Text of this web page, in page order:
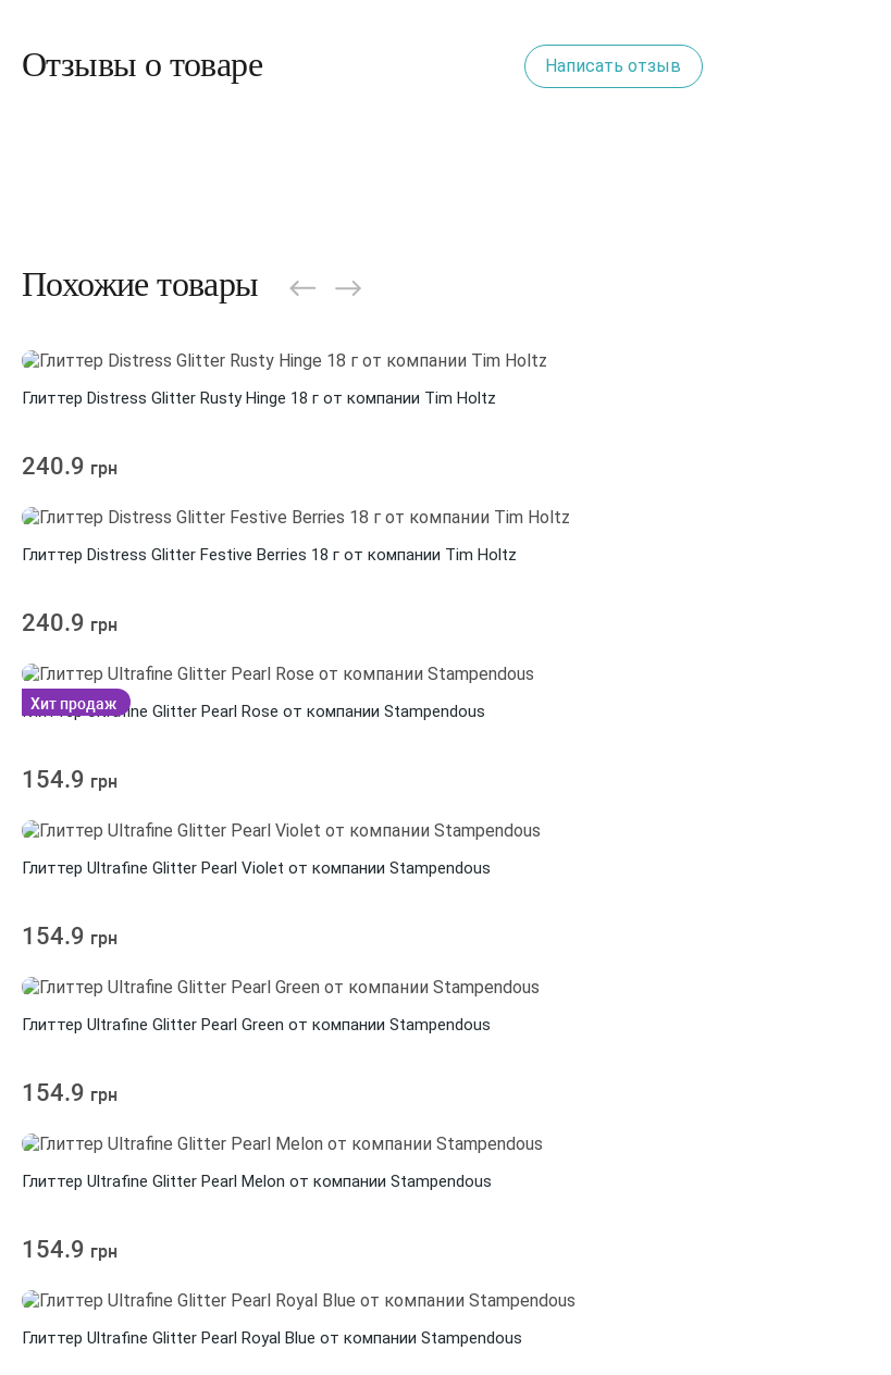
Отзывы о товаре Написать отзыв
Похожие товары
Глиттер Distress Glitter Rusty Hinge 18 г от компании Tim Holtz
240.9 грн
Глиттер Distress Glitter Festive Berries 18 г от компании Tim Holtz
240.9 грн
Глиттер Ultrafine Glitter Pearl Rose от компании Stampendous
154.9 грн
Хит продаж
Глиттер Ultrafine Glitter Pearl Violet от компании Stampendous
154.9 грн
Глиттер Ultrafine Glitter Pearl Green от компании Stampendous
154.9 грн
Глиттер Ultrafine Glitter Pearl Melon от компании Stampendous
154.9 грн
Глиттер Ultrafine Glitter Pearl Royal Blue от компании Stampendous